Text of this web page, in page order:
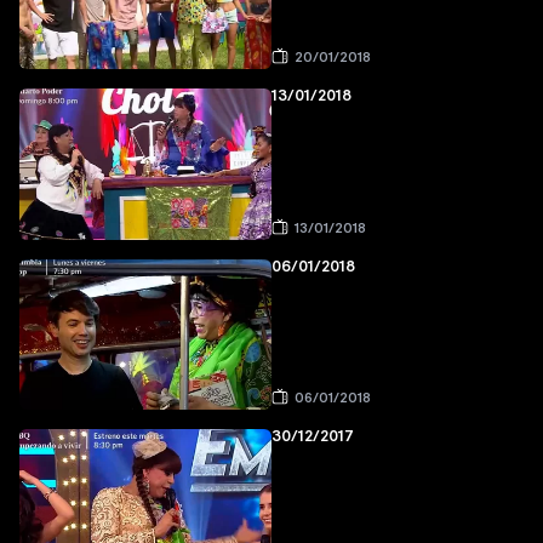
20/01/2018
13/01/2018
13/01/2018
06/01/2018
06/01/2018
30/12/2017